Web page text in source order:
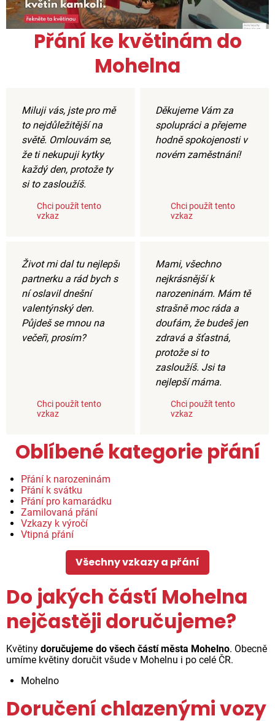
Přání ke květinám do
Mohelna
Miluji vás, jste pro mě
to nejdůležitější na
světě. Omlouvám se,
že ti nekupuji kytky
každý den, protože ty
si to zasloužíš.
Chci použít tento
vzkaz
Děkujeme Vám za
spolupráci a přejeme
hodně spokojenosti v
novém zaměstnání!
Chci použít tento
vzkaz
Život mi dal tu nejlepší
partnerku a rád bych s
ní oslavil dnešní
valentýnský den.
Půjdeš se mnou na
večeři, prosím?
Chci použít tento
vzkaz
Mami, všechno
nejkrásnější k
narozeninám. Mám tě
strašně moc ráda a
doufám, že budeš jen
zdravá a šťastná,
protože si to
zasloužíš. Jsi ta
nejlepší máma.
Chci použít tento
vzkaz
Oblíbené kategorie přání
Přání k narozeninám
Přání k svátku
Přání pro kamarádku
Zamilovaná přání
Vzkazy k výročí
Vtipná přání
Všechny vzkazy a přání
Do jakých částí Mohelna
nejčastěji doručujeme?
Květiny doručujeme do všech částí města Mohelno. Obecně
umíme květiny doručit všude v Mohelnu i po celé ČR.
Mohelno
Doručení chlazenými vozy